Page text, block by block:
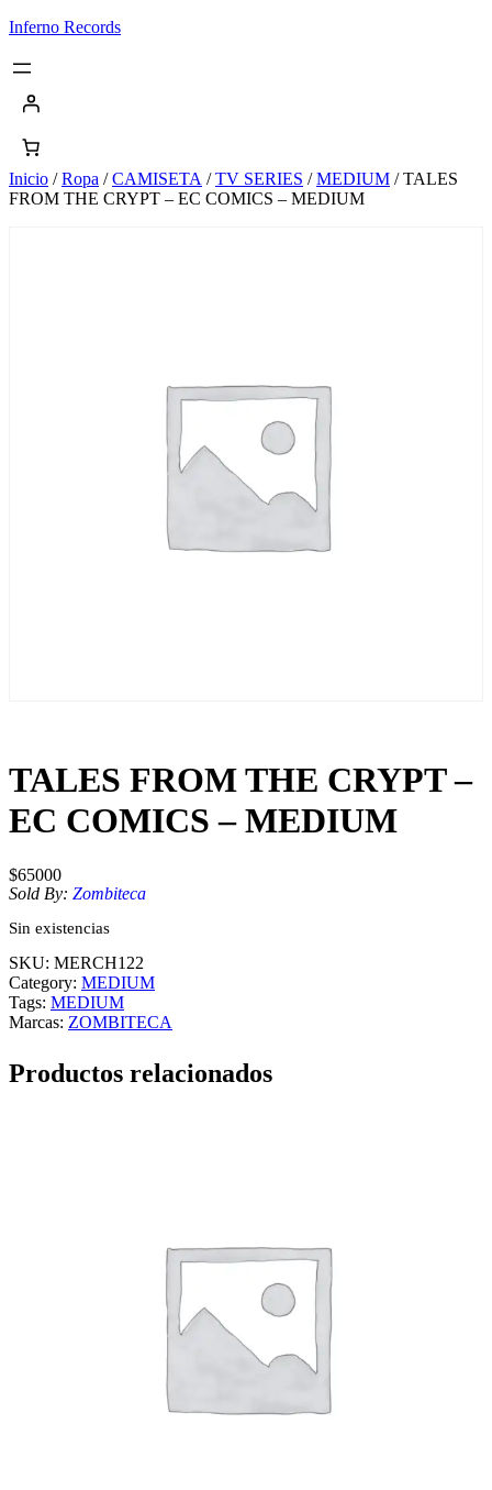
Saltar
contenido
Inferno Records
Inicio /Ropa /CAMISETA /TV SERIES /MEDIUM / TALES
FROM THE CRYPT – EC COMICS – MEDIUM
TALES FROM THE CRYPT –
EC COMICS – MEDIUM
$65000
Sold By: Zombiteca
Sin existencias
SKU: MERCH122
Category: MEDIUM
Tags: MEDIUM
Marcas: ZOMBITECA
Productos relacionados